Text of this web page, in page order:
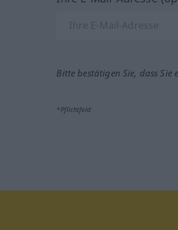
Bitte bestätigen Sie, dass
*Pflichtfeld